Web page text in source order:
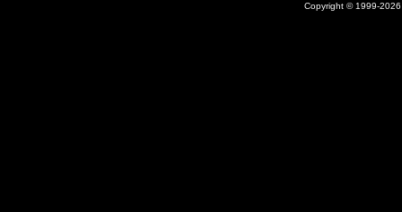
Copyright © 1999-